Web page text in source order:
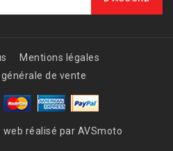
Mentions légales
de vente
réalisé par AVSmoto